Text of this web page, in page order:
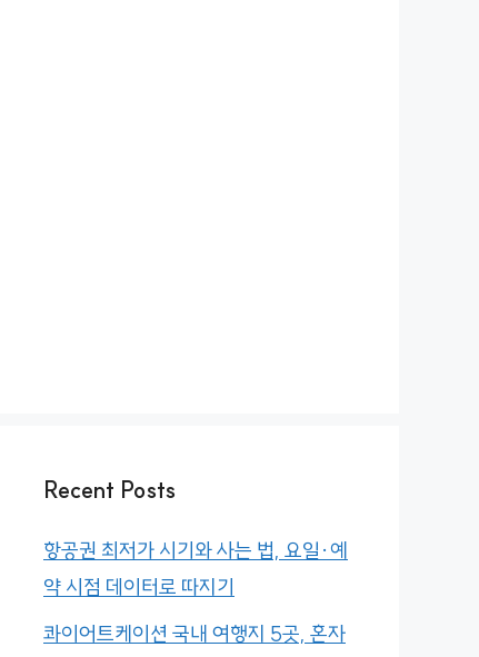
Recent Posts
항공권 최저가 시기와 사는 법, 요일·예
약 시점 데이터로 따지기
콰이어트케이션 국내 여행지 5곳, 혼자